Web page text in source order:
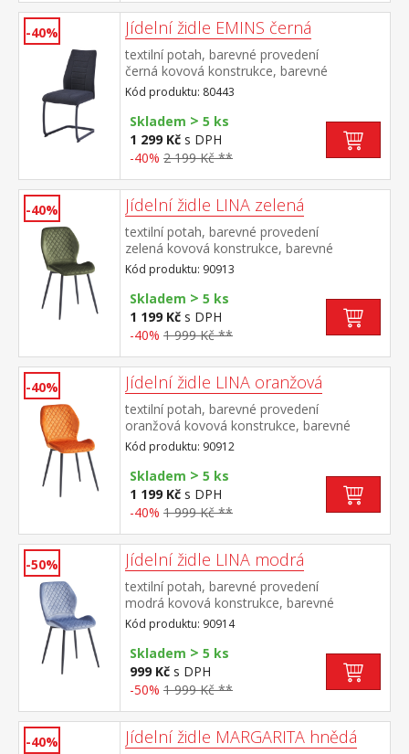
-40% Jídelní židle EMINS černá
textilní potah, barevné provedení
černá kovová konstrukce, barevné
provedení černá výška sedu 48
cm doporučená nosnost do 120 kg
Kód produktu: 80443
Skladem > 5 ks
1 299 Kč s DPH
-40% 2 199 Kč **
-40% Jídelní židle LINA zelená
textilní potah, barevné provedení
zelená kovová konstrukce, barevné
provedení černá výška sedu 50
cm doporučená nosnost do 120 kg
Kód produktu: 90913
Skladem > 5 ks
1 199 Kč s DPH
-40% 1 999 Kč **
-40% Jídelní židle LINA oranžová
textilní potah, barevné provedení
oranžová kovová konstrukce, barevné
provedení černá výška sedu 50
cm doporučená nosnost do 120 kg
Kód produktu: 90912
Skladem > 5 ks
1 199 Kč s DPH
-40% 1 999 Kč **
-50% Jídelní židle LINA modrá
textilní potah, barevné provedení
modrá kovová konstrukce, barevné
provedení černá výška sedu 50
cm doporučená nosnost do 120 kg
Kód produktu: 90914
Skladem > 5 ks
999 Kč s DPH
-50% 1 999 Kč **
-40% Jídelní židle MARGARITA hnědá